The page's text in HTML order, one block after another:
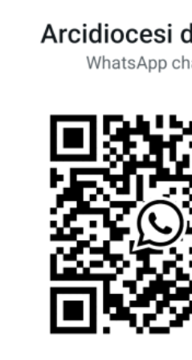
- Lucca, Scuola
Castruccio
murales in
dal Liceo
ore 18 - Fiano
- Messa in
da mons.
Lucca
ore 20.30 -
al Cippo di don
Memoria in alcuni